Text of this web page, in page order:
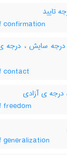
تایید
confirmation
سایش ، درجه
contact
درجه ی آزادی
freedom
generalization